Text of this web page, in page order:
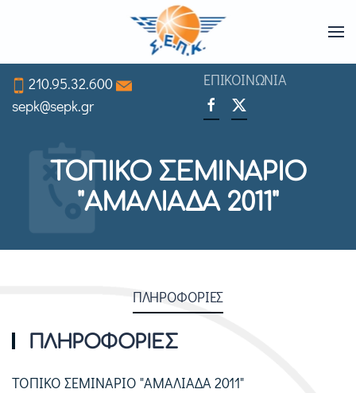
to
main
content
210.95.32.600
sepk@sepk.gr
ΕΠΙΚΟΙΝΩΝΙΑ
ΤΟΠΙΚΟ ΣΕΜΙΝΑΡΙΟ
"ΑΜΑΛΙΑΔΑ 2011"
ΠΛΗΡΟΦΟΡΙΕΣ
ΠΛΗΡΟΦΟΡΙΕΣ
ΤΟΠΙΚΟ ΣΕΜΙΝΑΡΙΟ "ΑΜΑΛΙΑΔΑ 2011"